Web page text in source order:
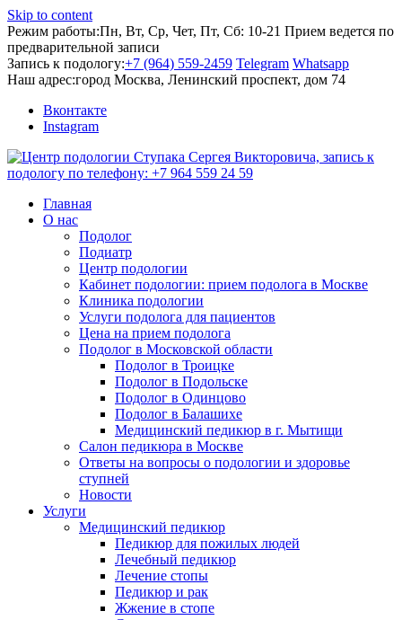
Skip to content
Режим работы:Пн, Вт, Ср, Чет, Пт, Сб: 10-21 Прием ведется по
предварительной записи
Запись к подологу:+7 (964) 559-2459 Telegram Whatsapp
Наш адрес:город Москва, Ленинский проспект, дом 74
Вконтакте
Instagram
Главная
О нас
Подолог
Подиатр
Центр подологии
Кабинет подологии: прием подолога в Москве
Клиника подологии
Услуги подолога для пациентов
Цена на прием подолога
Подолог в Московской области
Подолог в Троицке
Подолог в Подольске
Подолог в Одинцово
Подолог в Балашихе
Медицинский педикюр в г. Мытищи
Салон педикюра в Москве
Ответы на вопросы о подологии и здоровье
ступней
Новости
Услуги
Медицинский педикюр
Педикюр для пожилых людей
Лечебный педикюр
Лечение стопы
Педикюр и рак
Жжение в стопе